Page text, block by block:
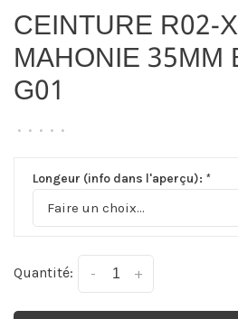
CEINTURE R02-
MAHONIE 35MM
G01
• • • • •
Longeur (info dans l'aperçu): *
Faire un choix...
Quantité: +
-